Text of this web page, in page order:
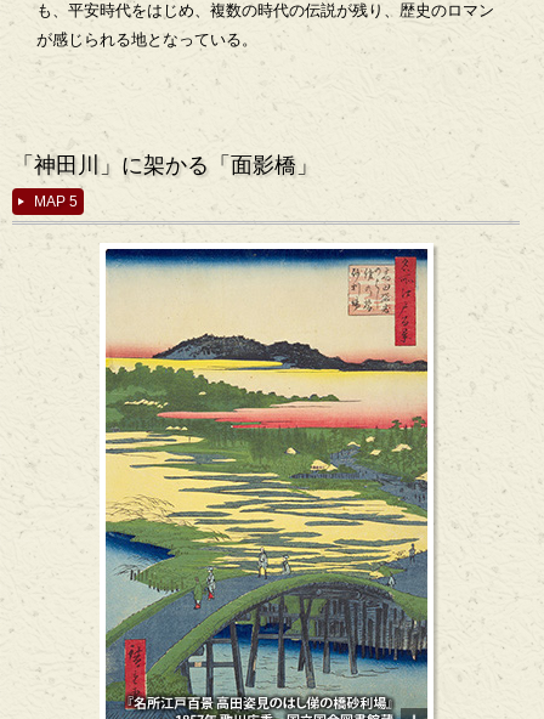
も、平安時代をはじめ、複数の時代の伝説が残り、歴史のロマン
が感じられる地となっている。
「神田川」に架かる「面影橋」
MAP 5